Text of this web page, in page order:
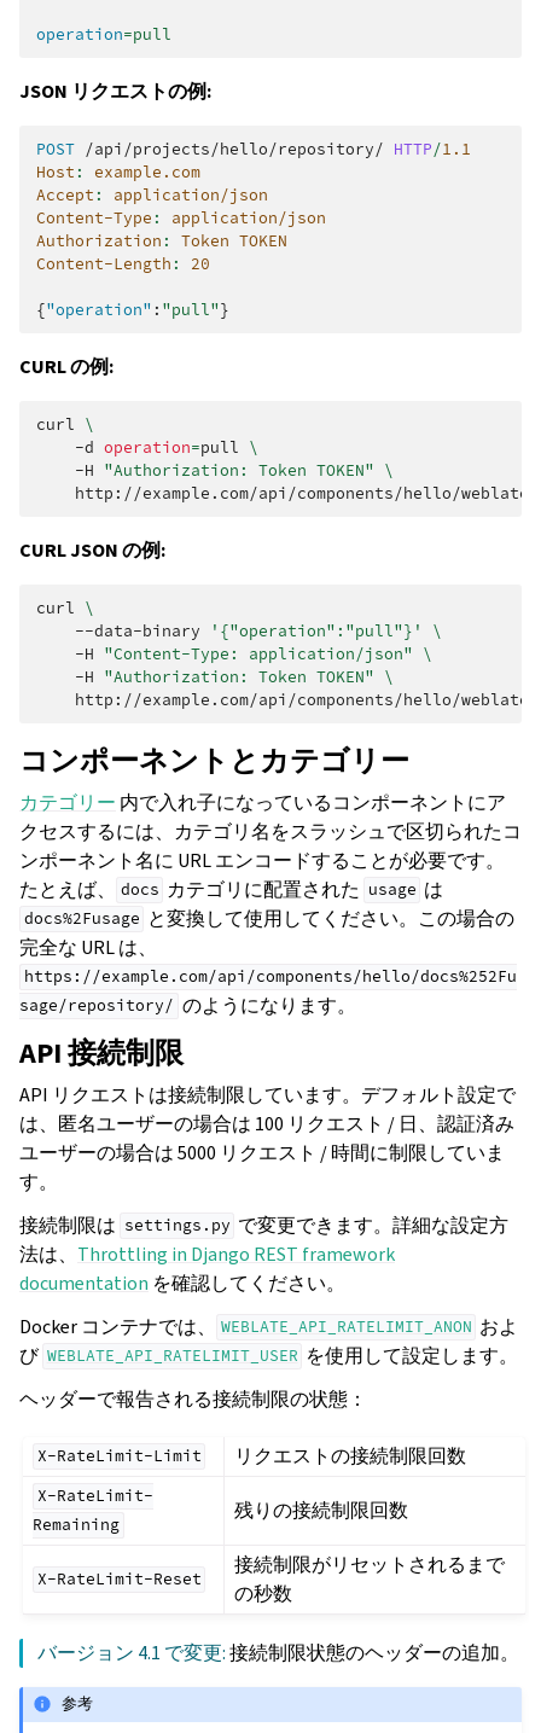
operation=pull
JSON リクエストの例:
POST /api/projects/hello/repository/ HTTP/1.1
Host :
example.com
Accept :
application/json
Content-Type :
application/json
Authorization :
Token TOKEN
Content-Length : 20
{"operation" : "pull"}
CURL の例:
curl \
-d operation=pull \
-H "Authorization: Token TOKEN" \
CURL JSON の例:
curl \
--data-binary
'{"operation":"pull"}'
\
-H "Content-Type: application/json" \
-H "Authorization: Token TOKEN" \
コンポーネントとカテゴリー
カテゴリー 内で入れ子になっているコンポーネントにア
クセスするには、カテゴリ名をスラッシュで区切られたコ
ンポーネント名に URL エンコードすることが必要です。
たとえば、
docs カテゴリに配置された usage は
docs%2Fusage と変換して使用してください。この場合の
完全な URL は、
https://example.com/api/components/hello/docs%252Fu
sage/repository/ のようになります。
API 接続制限
API リクエストは接続制限しています。デフォルト設定で
は、匿名ユーザーの場合は 100 リクエスト / 日、認証済み
ユーザーの場合は 5000 リクエスト / 時間に制限していま
す。
接続制限は settings.py で変更できます。詳細な設定方
法は、 Throttling in Django REST framework
documentation を確認してください。
Docker コンテナでは、
WEBLATE_API_RATELIMIT_ANON およ
び WEBLATE_API_RATELIMIT_USER を使用して設定します。
ヘッダーで報告される接続制限の状態：
X-RateLimit-Limit リクエストの接続制限回数
X-RateLimit-
Remaining
残りの接続制限回数
X-RateLimit-Reset
接続制限がリセットされるまで
の秒数
バージョン 4.1 で変更:接続制限状態のヘッダーの追加。
参考